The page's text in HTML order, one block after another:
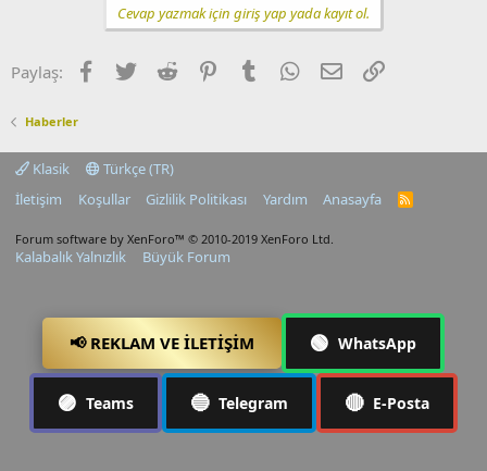
Cevap yazmak için giriş yap yada kayıt ol.
Paylaş: Facebook
TwitterReddit PinterestTumblrWhatsApp
E-postaLink
Haberler
Klasik
Türkçe (TR)
İletişim
Koşullar Gizlilik Politikası Yardım Anasayfa
R
Forum software by XenForo™ © 2010-2019 XenForo Ltd.
Kalabalık Yalnızlık Büyük Forum
📢 REKLAM VE İLETIŞIM 🟢 WhatsApp
🟣 Teams 🔵 Telegram 🔴 E-Posta